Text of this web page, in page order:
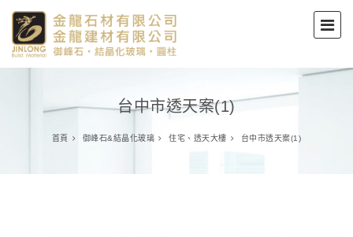
台中市透天案(1)
首頁 御峰石&結晶化玻璃 住宅、透天大樓 台中市透天案(1)